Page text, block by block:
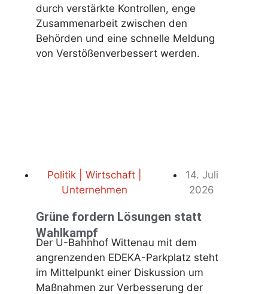
durch verstärkte Kontrollen, enge
Zusammenarbeit zwischen den
Behörden und eine schnelle Meldung
von Verstößenverbessert werden.
14. Juli
2026
Politik | Wirtschaft |
Unternehmen
Grüne fordern Lösungen statt
Wahlkampf
Der U-Bahnhof Wittenau mit dem
angrenzenden EDEKA-Parkplatz steht
im Mittelpunkt einer Diskussion um
Maßnahmen zur Verbesserung der